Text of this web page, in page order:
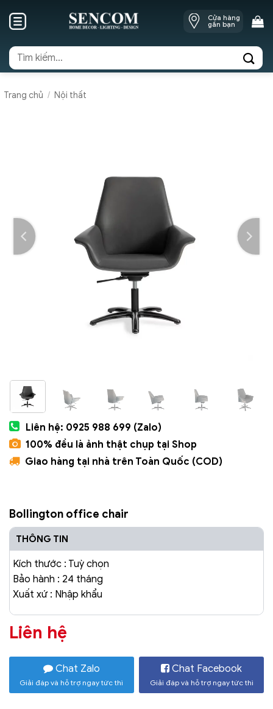
Cửa hàng
gần bạn
Tìm
kiếm:
Trang chủ / Nội thất
Liên hệ: 0925 988 699 (Zalo)
100% đều là ảnh thật chụp tại Shop
Giao hàng tại nhà trên Toàn Quốc (COD)
Bollington office chair
THÔNG TIN
Kích thước : Tuỳ chọn
Bảo hành : 24 tháng
Xuất xứ : Nhập khẩu
Liên hệ
Chat Zalo
Giải đáp và hỗ trợ ngay tức thì
Chat Facebook
Giải đáp và hỗ trợ ngay tức thì